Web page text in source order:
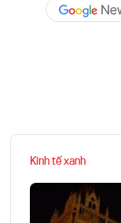
Kinh tế xanh